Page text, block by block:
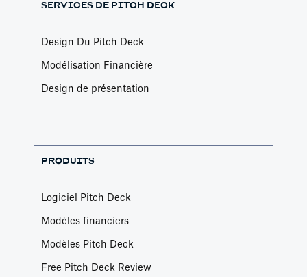
SERVICES DE PITCH DECK
Design Du Pitch Deck
Modélisation Financière
Design de présentation
PRODUITS
Logiciel Pitch Deck
Modèles financiers
Modèles Pitch Deck
Free Pitch Deck Review